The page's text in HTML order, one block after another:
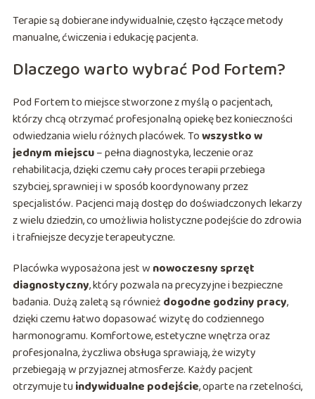
Terapie są dobierane indywidualnie, często łączące metody
manualne, ćwiczenia i edukację pacjenta.
Dlaczego warto wybrać Pod Fortem?
Pod Fortem to miejsce stworzone z myślą o pacjentach,
którzy chcą otrzymać profesjonalną opiekę bez konieczności
odwiedzania wielu różnych placówek. Towszystko w
jednym miejscu– pełna diagnostyka, leczenie oraz
rehabilitacja, dzięki czemu cały proces terapii przebiega
szybciej, sprawniej i w sposób koordynowany przez
specjalistów. Pacjenci mają dostęp do doświadczonych lekarzy
z wielu dziedzin, co umożliwia holistyczne podejście do zdrowia
i trafniejsze decyzje terapeutyczne.
Placówka wyposażona jest w nowoczesny sprzęt
diagnostyczny, który pozwala na precyzyjne i bezpieczne
badania. Dużą zaletą są również dogodne godziny pracy,
dzięki czemu łatwo dopasować wizytę do codziennego
harmonogramu. Komfortowe, estetyczne wnętrza oraz
profesjonalna, życzliwa obsługa sprawiają, że wizyty
przebiegają w przyjaznej atmosferze. Każdy pacjent
otrzymuje tuindywidualne podejście, oparte na rzetelności,